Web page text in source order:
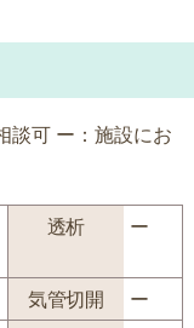
可 ー：施設にお
透析 ー
気管切開 ー